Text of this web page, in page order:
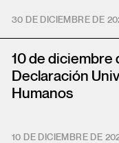
30 DE DICIEMBRE DE
10 de diciembre
Declaración
Humanos
10 DE DICIEMBRE DE